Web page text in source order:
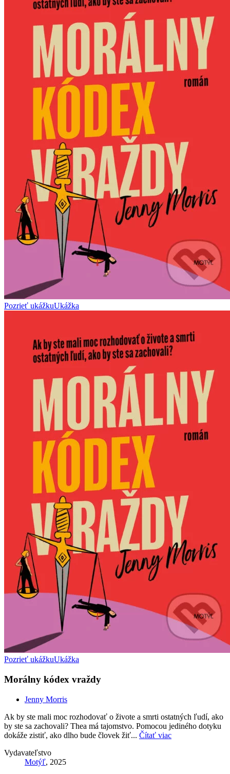
Pozrieť ukážkuUkážka
Pozrieť ukážkuUkážka
Morálny kódex vraždy
Jenny Morris
Ak by ste mali moc rozhodovať o živote a smrti ostatných ľudí, ako
by ste sa zachovali? Thea má tajomstvo. Pomocou jediného dotyku
dokáže zistiť, ako dlho bude človek žiť... Čítať viac
Vydavateľstvo
Motýľ, 2025